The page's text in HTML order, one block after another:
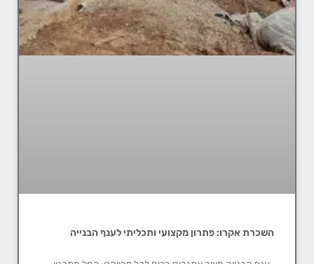
השכרת אקרו: פתרון מקצועי ותכליתי לענף הבנייה